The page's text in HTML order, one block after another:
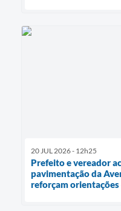
20 JUL 2026 - 12h25
Prefeito e vereador
pavimentação da
reforçam